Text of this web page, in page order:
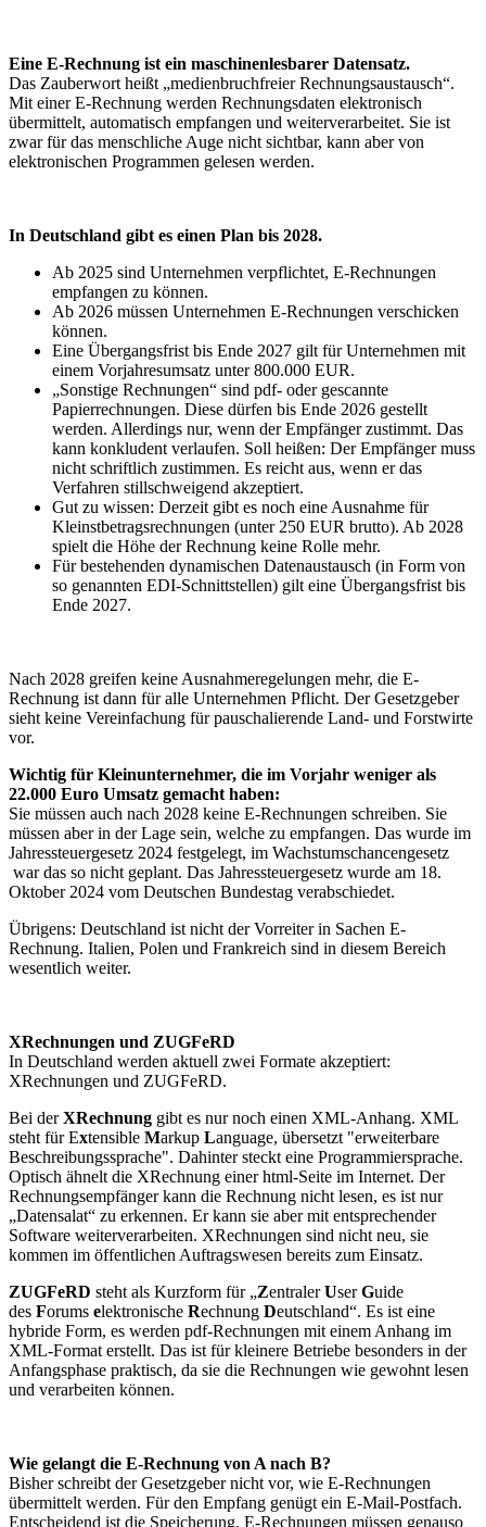
Eine E-Rechnung ist ein maschinenlesbarer Datensatz.
Das Zauberwort heißt „medienbruchfreier Rechnungsaustausch“.
Mit einer E-Rechnung werden Rechnungsdaten elektronisch
übermittelt, automatisch empfangen und weiterverarbeitet. Sie ist
zwar für das menschliche Auge nicht sichtbar, kann aber von
elektronischen Programmen gelesen werden.
In Deutschland gibt es einen Plan bis 2028.
Ab 2025 sind Unternehmen verpflichtet, E-Rechnungen
empfangen zu können.
Ab 2026 müssen Unternehmen E-Rechnungen verschicken
können.
Eine Übergangsfrist bis Ende 2027 gilt für Unternehmen mit
einem Vorjahresumsatz unter 800.000 EUR.
„Sonstige Rechnungen“ sind pdf- oder gescannte
Papierrechnungen. Diese dürfen bis Ende 2026 gestellt
werden. Allerdings nur, wenn der Empfänger zustimmt. Das
kann konkludent verlaufen. Soll heißen: Der Empfänger muss
nicht schriftlich zustimmen. Es reicht aus, wenn er das
Verfahren stillschweigend akzeptiert.
Gut zu wissen: Derzeit gibt es noch eine Ausnahme für
Kleinstbetragsrechnungen (unter 250 EUR brutto). Ab 2028
spielt die Höhe der Rechnung keine Rolle mehr.
Für bestehenden dynamischen Datenaustausch (in Form von
so genannten EDI-Schnittstellen) gilt eine Übergangsfrist bis
Ende 2027.
Nach 2028 greifen keine Ausnahmeregelungen mehr, die E-
Rechnung ist dann für alle Unternehmen Pflicht. Der Gesetzgeber
sieht keine Vereinfachung für pauschalierende Land- und Forstwirte
vor.
Wichtig für Kleinunternehmer, die im Vorjahr weniger als
22.000 Euro Umsatz gemacht haben:
Sie müssen auch nach 2028 keine E-Rechnungen schreiben. Sie
müssen aber in der Lage sein, welche zu empfangen. Das wurde im
Jahressteuergesetz 2024 festgelegt, im Wachstumschancengesetz
war das so nicht geplant. Das Jahressteuergesetz wurde am 18.
Oktober 2024 vom Deutschen Bundestag verabschiedet.
Übrigens: Deutschland ist nicht der Vorreiter in Sachen E-
Rechnung. Italien, Polen und Frankreich sind in diesem Bereich
wesentlich weiter.
XRechnungen und ZUGFeRD
In Deutschland werden aktuell zwei Formate akzeptiert:
XRechnungen und ZUGFeRD.
Bei derXRechnung gibt es nur noch einen XML-Anhang. XML
steht für Extensible Markup Language, übersetzt "erweiterbare
Beschreibungssprache". Dahinter steckt eine Programmiersprache.
Optisch ähnelt die XRechnung einer html-Seite im Internet. Der
Rechnungsempfänger kann die Rechnung nicht lesen, es ist nur
„Datensalat“ zu erkennen. Er kann sie aber mit entsprechender
Software weiterverarbeiten. XRechnungen sind nicht neu, sie
kommen im öffentlichen Auftragswesen bereits zum Einsatz.
ZUGFeRD steht als Kurzform für „ZentralerUserGuide
des Forums elektronische Rechnung Deutschland“. Es ist eine
hybride Form, es werden pdf-Rechnungen mit einem Anhang im
XML-Format erstellt. Das ist für kleinere Betriebe besonders in der
Anfangsphase praktisch, da sie die Rechnungen wie gewohnt lesen
und verarbeiten können.
Wie gelangt die E-Rechnung von A nach B?
Bisher schreibt der Gesetzgeber nicht vor, wie E-Rechnungen
übermittelt werden. Für den Empfang genügt ein E-Mail-Postfach.
Entscheidend ist die Speicherung. E-Rechnungen müssen genauso